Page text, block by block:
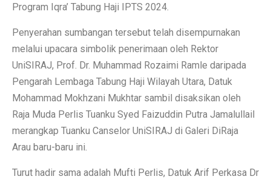
Program Iqra’ Tabung Haji IPTS 2024.
Penyerahan sumbangan tersebut telah disempurnakan
melalui upacara simbolik penerimaan oleh Rektor
UniSIRAJ, Prof. Dr. Muhammad Rozaimi Ramle daripada
Pengarah Lembaga Tabung Haji Wilayah Utara, Datuk
Mohammad Mokhzani Mukhtar sambil disaksikan oleh
Raja Muda Perlis Tuanku Syed Faizuddin Putra Jamalullail
merangkap Tuanku Canselor UniSIRAJ di Galeri DiRaja
Arau baru-baru ini.
Turut hadir sama adalah Mufti Perlis, Datuk Arif Perkasa Dr